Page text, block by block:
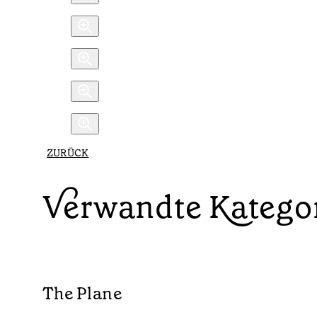
ZURÜCK
Verwandte
The Plane